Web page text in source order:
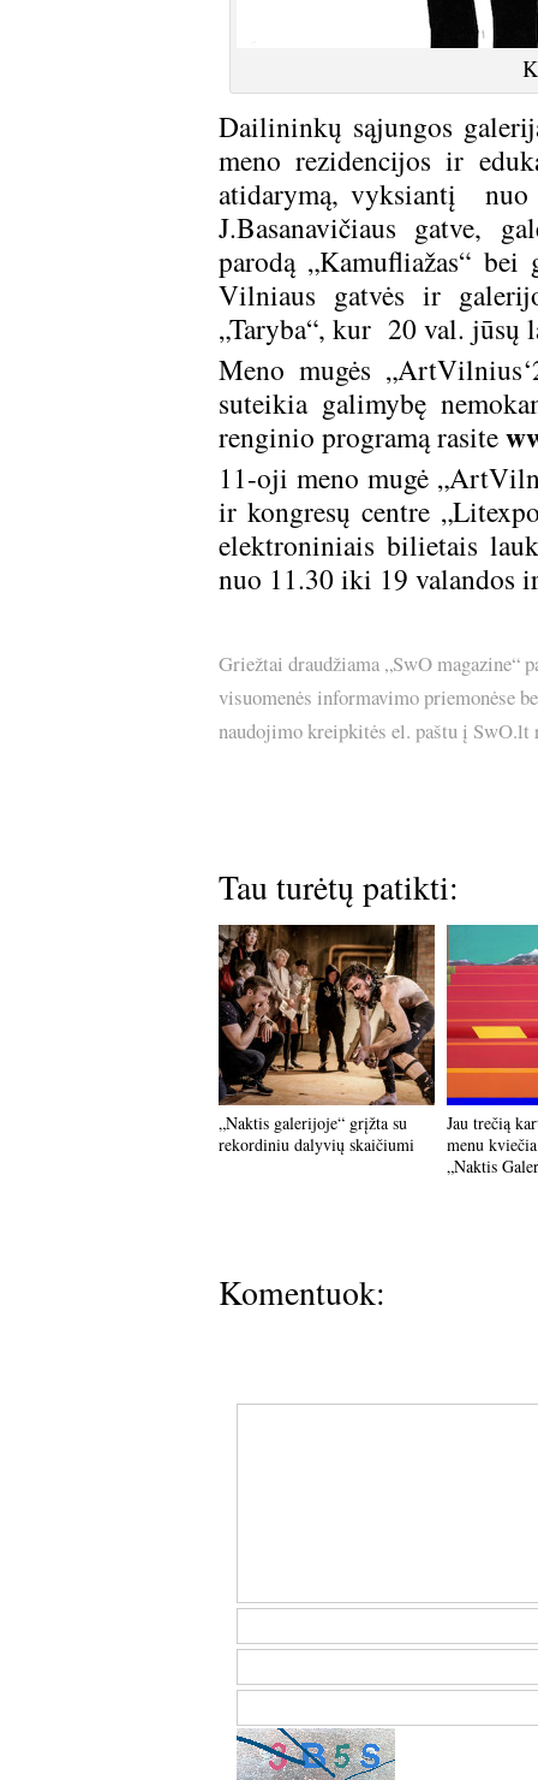
Dailininkų sąjungos
meno rezidencijos ir
atidarymą, vyksiantį nuo
J.Basanavičiaus gatve,
parodą „Kamufliažas“
Vilniaus gatvės ir
„Taryba“, kur 20 val. jūsų
Meno mugės
suteikia galimybę
renginio programą rasite
11-oji meno mugė
ir kongresų centre
elektroniniais bilietais
nuo 11.30 iki 19 valandos
Griežtai draudžiama „SwO magazine“
visuomenės informavimo priemonėse
naudojimo kreipkitės el. paštu į
Tau turėtų patikti:
„Naktis galerijoje“ grįžta su
rekordiniu dalyvių skaičiumi
Jau trečią
menu
„Naktis
Komentuok: